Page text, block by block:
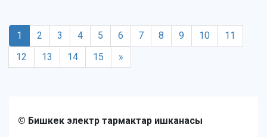
1 2 3 4 5 6 7 8 9 10
11
12
13 14 15 »
© Бишкек электр тармактар ишканасы